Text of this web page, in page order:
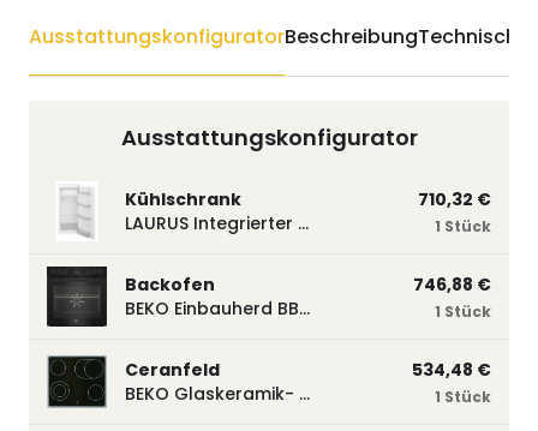
AusstattungskonfiguratorBeschreibungTechnische
Ausstattungskonfigurator
Kühlschrank
LAURUS Integrierter Kühlautomat LKG122E LKG122E
710,32 €
1 Stück
Backofen
BEKO Einbauherd BBUM113N2B mit Hydrolyse, Schwarz BBUM113N2B
746,88 €
1 Stück
Ceranfeld
BEKO Glaskeramik- Strahlungskochfeld EH 9641 XHN, herdgebunden EH9641XHN
534,48 €
1 Stück